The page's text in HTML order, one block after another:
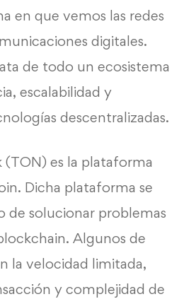
en que vemos las redes
digitales.
de todo un ecosistema
escalabilidad y
descentralizadas.
es la plataforma
Dicha plataforma se
de solucionar problemas
Algunos de
la velocidad limitada,
y complejidad de